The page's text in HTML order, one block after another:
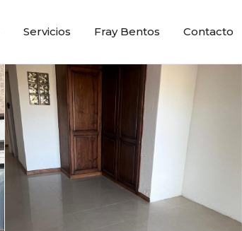
Servicios Fray Bentos Contacto